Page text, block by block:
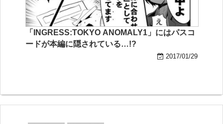
「INGRESS:TOKYO ANOMALY1」にはパスコ
ードが本編に隠されている…!?
2017/01/29